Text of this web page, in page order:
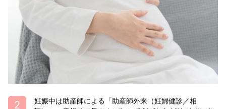
妊娠中は助産師による「助産師外来（妊婦健診／相